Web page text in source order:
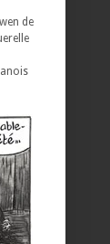
de